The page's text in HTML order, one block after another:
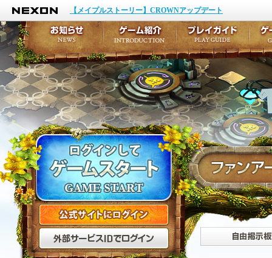
NEXON
【メイプルストーリー】CROWNアップデート
公式サイトにログイン
外部サービスIDでログ
お知らせ
イベント
アップデート
メンテナンス
ゲーム紹介
キャラクター作成
テイルズ初級者講座
ここだけは知ってお